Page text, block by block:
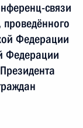
связи
Федерации
Федерации